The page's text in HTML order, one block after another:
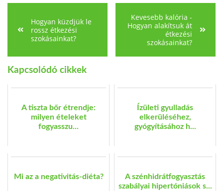
Hogyan küzdjük le
rossz étkezési
szokásainkat?
Kevesebb kalória -
Hogyan alakítsuk át
étkezési
szokásainkat?
Kapcsolódó cikkek
A tiszta bőr étrendje:
milyen ételeket
fogyasszu...
Ízületi gyulladás
elkerüléséhez,
gyógyításához h...
Mi az a negativitás-diéta?
A szénhidrátfogyasztás
szabályai hipertóniások s...